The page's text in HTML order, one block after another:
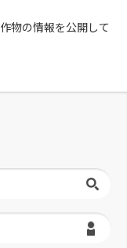
物の情報を公開して